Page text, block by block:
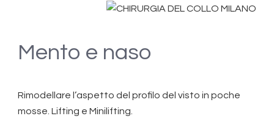
Mento e naso
Rimodellare l’aspetto del profilo del visto in poche
mosse. Lifting e Minilifting.